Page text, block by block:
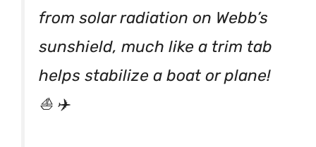
from solar radiation on Webb’s
sunshield, much like a trim tab
helps stabilize a boat or plane!
⛵ ✈️